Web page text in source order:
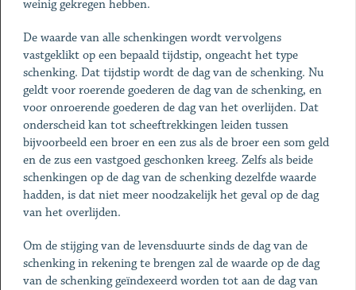
weinig gekregen hebben.
De waarde van alle schenkingen wordt vervolgens
vastgeklikt op een bepaald tijdstip, ongeacht het type
schenking. Dat tijdstip wordt de dag van de schenking. Nu
geldt voor roerende goederen de dag van de schenking, en
voor onroerende goederen de dag van het overlijden. Dat
onderscheid kan tot scheeftrekkingen leiden tussen
bijvoorbeeld een broer en een zus als de broer een som geld
en de zus een vastgoed geschonken kreeg. Zelfs als beide
schenkingen op de dag van de schenking dezelfde waarde
hadden, is dat niet meer noodzakelijk het geval op de dag
van het overlijden.
Om de stijging van de levensduurte sinds de dag van de
schenking in rekening te brengen zal de waarde op de dag
van de schenking geïndexeerd worden tot aan de dag van